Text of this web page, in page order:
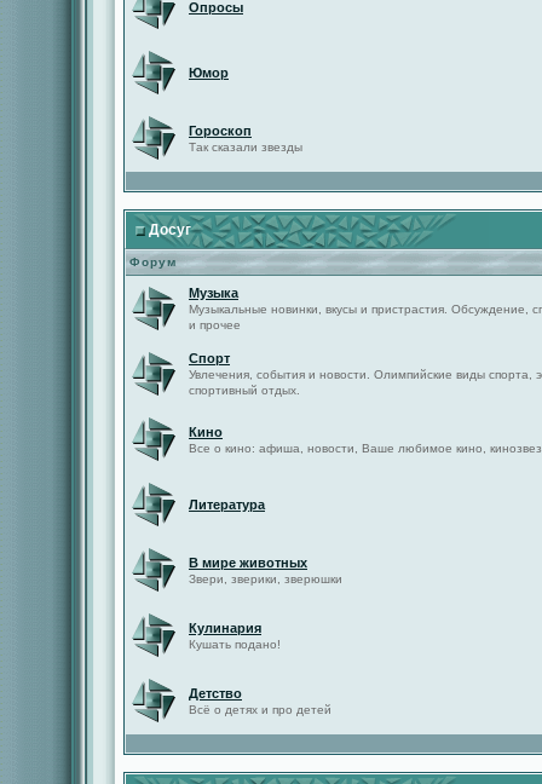
Опросы
Юмор
Гороскоп
Так сказали звезды
Досуг
Форум
Музыка
Музыкальные новинки, вкусы и пристрастия. Обсуждение,
и прочее
Спорт
Увлечения, события и новости. Олимпийские виды спорта,
спортивный отдых.
Кино
Все о кино: афиша, новости, Ваше любимое кино,
Литература
В мире животных
Звери, зверики, зверюшки
Кулинария
Кушать подано!
Детство
Всё о детях и про детей